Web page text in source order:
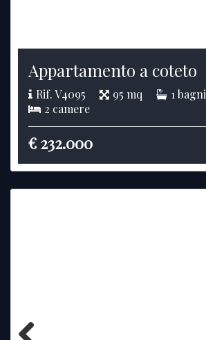
Appartamento a coteto
Rif. V4095 95 mq
1 bagni
2 camere
€ 232.000